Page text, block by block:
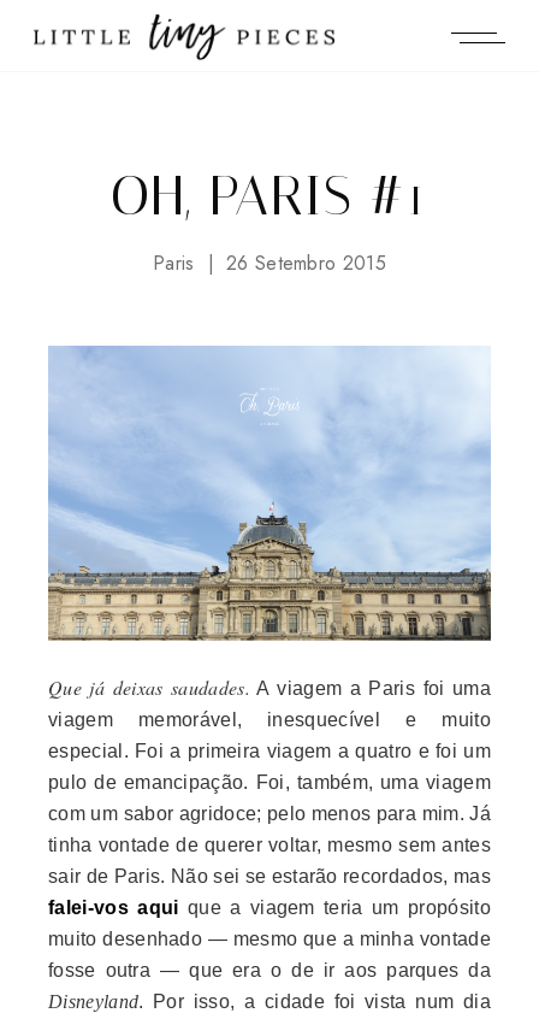
OH, PARIS #1
Paris 26 Setembro 2015
Que já deixas saudades. A viagem a Paris foi uma
viagem memorável, inesquecível e muito
especial. Foi a primeira viagem a quatro e foi um
pulo de emancipação. Foi, também, uma viagem
com um sabor agridoce; pelo menos para mim. Já
tinha vontade de querer voltar, mesmo sem antes
sair de Paris. Não sei se estarão recordados, mas
falei-vos aqui que a viagem teria um propósito
muito desenhado — mesmo que a minha vontade
fosse outra — que era o de ir aos parques da
Disneyland. Por isso, a cidade foi vista num dia